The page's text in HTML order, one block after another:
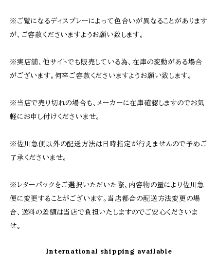
※ご覧になるディスプレーによって色合いが異なることがあります
が、ご容赦くださいますようお願い致します。
※実店舗、他サイトでも販売している為、在庫の変動がある場合
がございます。何卒ご容赦くださいますようお願い致します。
※当店で売り切れの場合も、メーカーに在庫確認しますのでお気
軽にお申し付けくださいませ。
※佐川急便以外の配送方法は日時指定が行えませんので予めご
了承くださいませ。
※レターパックをご選択いただいた際、内容物の量により佐川急
便に変更することがございます。当店都合の配送方法変更の場
合、送料の差額は当店で負担いたしますのでご安心くださいま
せ。
International shipping available